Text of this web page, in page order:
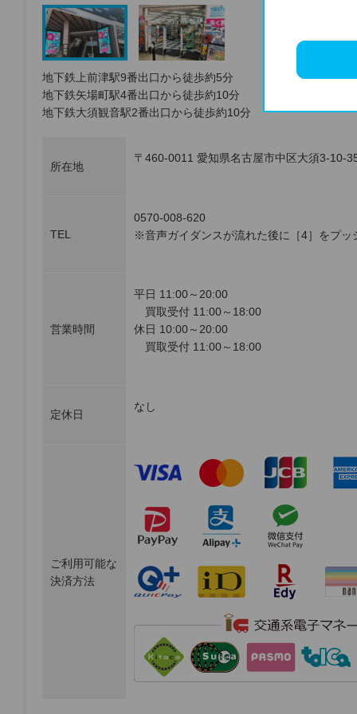
地下鉄上前津駅9番出口から徒歩約5分
地下鉄矢場町駅4番出口から徒歩約10分
地下鉄大須観音駅2番出口から徒歩約10分
所在地
〒460-0011 愛知県名古屋市中区大須3-10-
TEL
0570-008-620
※音声ガイダンスが流れた後に［4］をプ
営業時間
平日 11:00～20:00
買取受付 11:00～18:00
休日 10:00～20:00
買取受付 11:00～18:00
定休日
なし
ご利用可能な
決済方法